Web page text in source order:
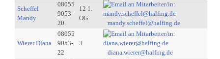
Scheffel
Mandy
08055
9053-
20
12 1.
OG
mandy.scheffel@halfing.de
Wierer Diana
08055
9053-
22
3
diana.wierer@halfing.de